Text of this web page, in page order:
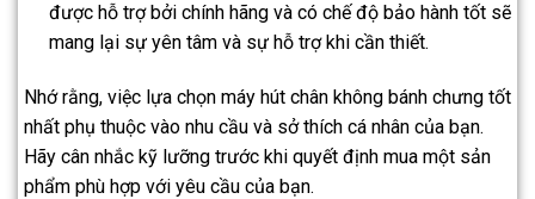
được hỗ trợ bởi chính hãng và có chế độ bảo hành tốt sẽ
mang lại sự yên tâm và sự hỗ trợ khi cần thiết.
Nhớ rằng, việc lựa chọn máy hút chân không bánh chưng tốt
nhất phụ thuộc vào nhu cầu và sở thích cá nhân của bạn.
Hãy cân nhắc kỹ lưỡng trước khi quyết định mua một sản
phẩm phù hợp với yêu cầu của bạn.